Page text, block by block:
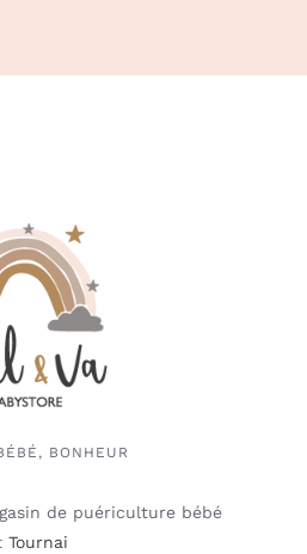
BONHEUR
de puériculture bébé
Tournai